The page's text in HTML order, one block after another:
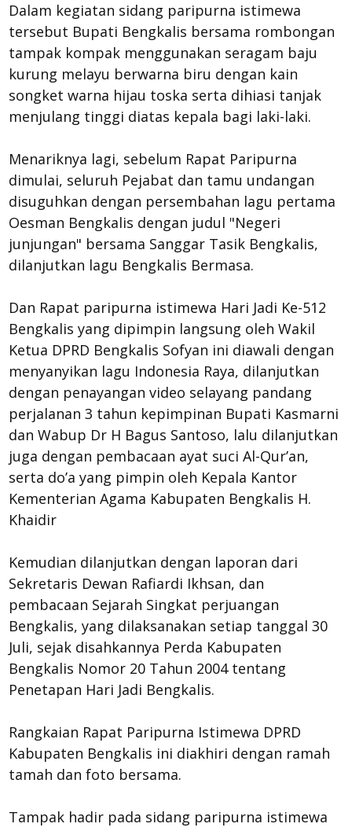
Dalam kegiatan sidang paripurna istimewa
tersebut Bupati Bengkalis bersama rombongan
tampak kompak menggunakan seragam baju
kurung melayu berwarna biru dengan kain
songket warna hijau toska serta dihiasi tanjak
menjulang tinggi diatas kepala bagi laki-laki.
Menariknya lagi, sebelum Rapat Paripurna
dimulai, seluruh Pejabat dan tamu undangan
disuguhkan dengan persembahan lagu pertama
Oesman Bengkalis dengan judul "Negeri
junjungan" bersama Sanggar Tasik Bengkalis,
dilanjutkan lagu Bengkalis Bermasa.
Dan Rapat paripurna istimewa Hari Jadi Ke-512
Bengkalis yang dipimpin langsung oleh Wakil
Ketua DPRD Bengkalis Sofyan ini diawali dengan
menyanyikan lagu Indonesia Raya, dilanjutkan
dengan penayangan video selayang pandang
perjalanan 3 tahun kepimpinan Bupati Kasmarni
dan Wabup Dr H Bagus Santoso, lalu dilanjutkan
juga dengan pembacaan ayat suci Al-Qur’an,
serta do’a yang pimpin oleh Kepala Kantor
Kementerian Agama Kabupaten Bengkalis H.
Khaidir
Kemudian dilanjutkan dengan laporan dari
Sekretaris Dewan Rafiardi Ikhsan, dan
pembacaan Sejarah Singkat perjuangan
Bengkalis, yang dilaksanakan setiap tanggal 30
Juli, sejak disahkannya Perda Kabupaten
Bengkalis Nomor 20 Tahun 2004 tentang
Penetapan Hari Jadi Bengkalis.
Rangkaian Rapat Paripurna Istimewa DPRD
Kabupaten Bengkalis ini diakhiri dengan ramah
tamah dan foto bersama.
Tampak hadir pada sidang paripurna istimewa